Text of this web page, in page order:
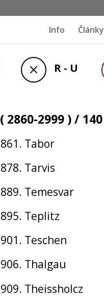
Info Články
M R - U
2860-2999 ) / 140
Tabor
Tarvis
Temesvar
Teplitz
Teschen
Thalgau
Theissholcz